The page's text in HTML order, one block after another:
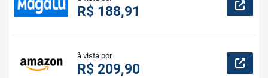
R$ 188,91
à vista por
R$ 209,90